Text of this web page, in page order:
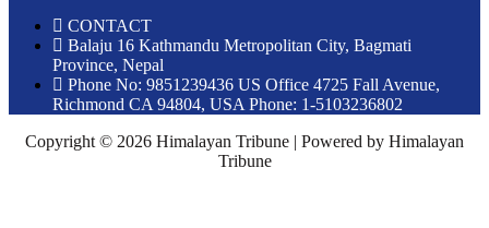
CONTACT
Balaju 16 Kathmandu Metropolitan City, Bagmati
Province, Nepal
Phone No: 9851239436 US Office 4725 Fall Avenue,
Richmond CA 94804, USA Phone: 1-5103236802
Copyright © 2026 Himalayan Tribune | Powered by Himalayan
Tribune